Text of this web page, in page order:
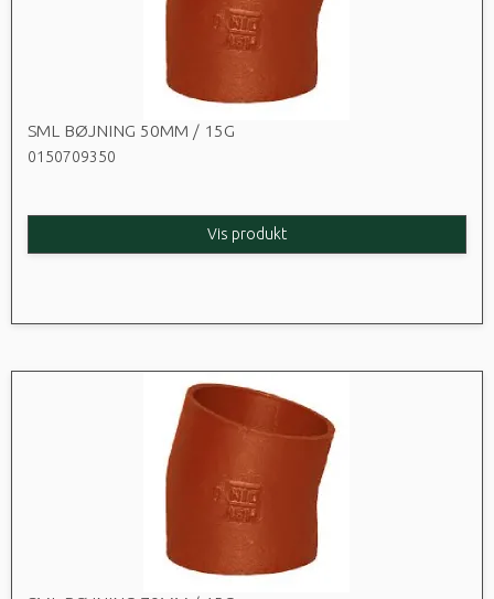
SML BØJNING 50MM / 15G
0150709350
Vis produkt